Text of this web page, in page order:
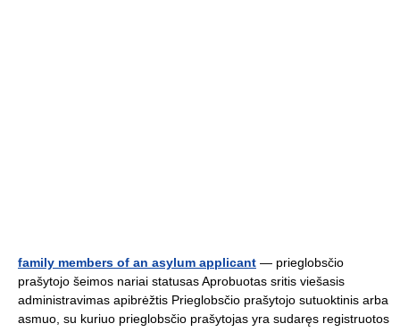
family members of an asylum applicant — prieglobsčio
prašytojo šeimos nariai statusas Aprobuotas sritis viešasis
administravimas apibrėžtis Prieglobsčio prašytojo sutuoktinis arba
asmuo, su kuriuo prieglobsčio prašytojas yra sudaręs registruotos